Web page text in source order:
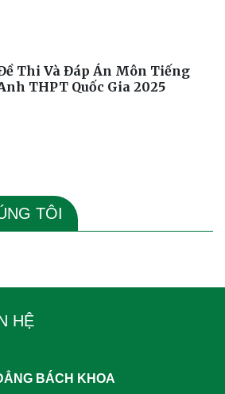
Thi Và Đáp Án Môn Tiếng
THPT Quốc Gia 2025
TÔI
HỆ
BÁCH KHOA